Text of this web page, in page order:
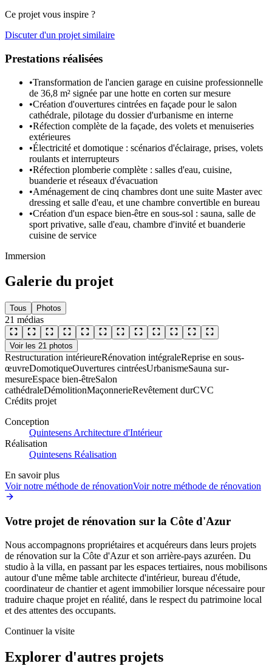
Ce projet vous inspire ?
Discuter d'un projet similaire
Prestations réalisées
•Transformation de l'ancien garage en cuisine professionnelle
de 36,8 m² signée par une hotte en corten sur mesure
•Création d'ouvertures cintrées en façade pour le salon
cathédrale, pilotage du dossier d'urbanisme en interne
•Réfection complète de la façade, des volets et menuiseries
extérieures
•Électricité et domotique : scénarios d'éclairage, prises, volets
roulants et interrupteurs
•Réfection plomberie complète : salles d'eau, cuisine,
buanderie et réseaux d'évacuation
•Aménagement de cinq chambres dont une suite Master avec
dressing et salle d'eau, et une chambre convertible en bureau
•Création d'un espace bien-être en sous-sol : sauna, salle de
sport privative, salle d'eau, chambre d'invité et buanderie
cuisine de service
Immersion
Galerie du projet
Tous Photos
21 médias
Voir les 21 photos
Restructuration intérieureRénovation intégraleReprise en sous-
œuvreDomotiqueOuvertures cintréesUrbanismeSauna sur-
mesureEspace bien-êtreSalon
cathédraleDémolitionMaçonnerieRevêtement durCVC
Crédits projet
Conception
Quintesens Architecture d'Intérieur
Réalisation
Quintesens Réalisation
En savoir plus
Voir notre méthode de rénovationVoir notre méthode de rénovation
Votre projet de rénovation sur la Côte d'Azur
Nous accompagnons propriétaires et acquéreurs dans leurs projets
de rénovation sur la Côte d'Azur et son arrière-pays azuréen. Du
studio à la villa, en passant par les espaces tertiaires, nous mobilisons
autour d'une même table architecte d'intérieur, bureau d'étude,
coordinateur de chantier et agent immobilier lorsque nécessaire pour
traduire chaque projet en réalité, dans le respect du patrimoine local
et des attentes des occupants.
Continuer la visite
Explorer d'autres projets